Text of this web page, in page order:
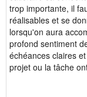
trop importante, il
réalisables et se
lorsqu'on aura
profond sentiment
échéances claires
projet ou la tâche